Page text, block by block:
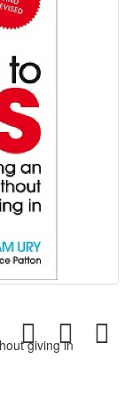
giving in